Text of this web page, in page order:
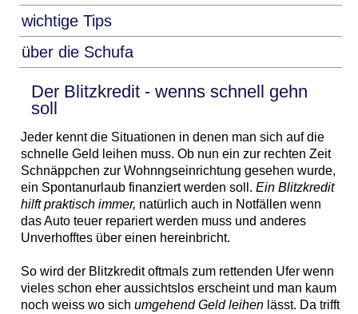
wichtige Tips
über die Schufa
Der Blitzkredit - wenns schnell gehn
soll
Jeder kennt die Situationen in denen man sich auf die
schnelle Geld leihen muss. Ob nun ein zur rechten Zeit
Schnäppchen zur Wohnngseinrichtung gesehen wurde,
ein Spontanurlaub finanziert werden soll.Ein Blitzkredit
hilft praktisch immer, natürlich auch in Notfällen wenn
das Auto teuer repariert werden muss und anderes
Unverhofftes über einen hereinbricht.
So wird der Blitzkredit oftmals zum rettenden Ufer wenn
vieles schon eher aussichtslos erscheint und man kaum
noch weiss wo sichumgehend Geld leihen lässt. Da trifft